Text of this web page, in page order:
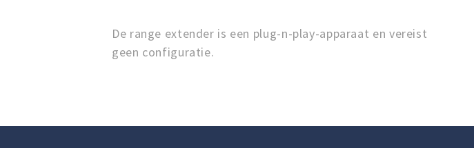
De range extender is een plug-n-play-apparaat en vereist
geen configuratie.